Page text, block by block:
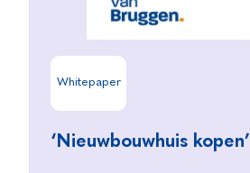
Whitepaper
‘Nieuwbouwhuis kopen’